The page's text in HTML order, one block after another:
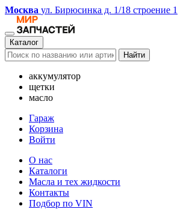
Москва ул. Бирюсинка д. 1/18 строение 1
Каталог
Найти
аккумулятор
щетки
масло
Гараж
Корзина
Войти
О нас
Каталоги
Масла и тех жидкости
Контакты
Подбор по VIN